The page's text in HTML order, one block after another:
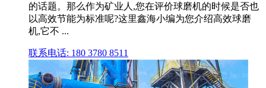
的话题。那么作为矿业人,您在评价球磨机的时候是否也
以高效节能为标准呢?这里鑫海小编为您介绍高效球磨
机,它不 ...
联系电话: 180 3780 8511